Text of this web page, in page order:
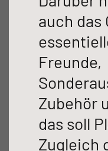
PERFORMANCE
Teilintegriert
T 6817 EB
T 7057 EB
auch das
Freunde,
Zubehör
das soll
Zugleich